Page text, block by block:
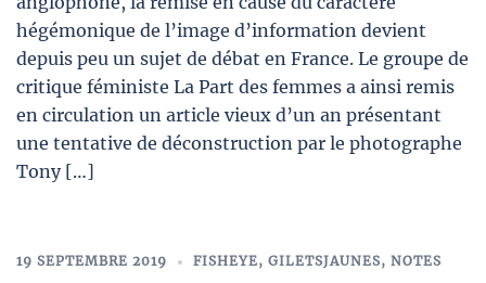
hégémonique de l’image d’information devient
depuis peu un sujet de débat en France. Le groupe de
critique féministe La Part des femmes a ainsi remis
en circulation un article vieux d’un an présentant
une tentative de déconstruction par le photographe
Tony […]
19 SEPTEMBRE 2019 FISHEYE, GILETSJAUNES, NOTES